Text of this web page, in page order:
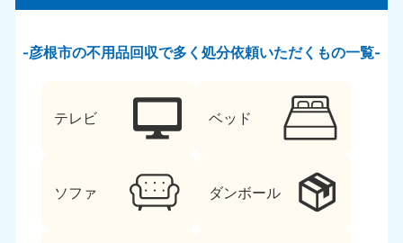
彦根市の不用品回収で多く処分依頼いただくもの一覧
テレビ ベッド
ソファ ダンボール